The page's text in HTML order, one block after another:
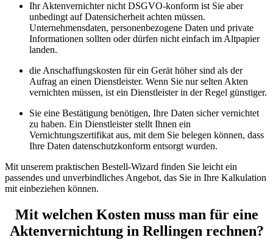
Ihr Aktenvernichter nicht DSGVO-konform ist Sie aber
unbedingt auf Datensicherheit achten müssen.
Unternehmensdaten, personenbezogene Daten und private
Informationen sollten oder dürfen nicht einfach im Altpapier
landen.
die Anschaffungskosten für ein Gerät höher sind als der
Aufrag an einen Dienstleister. Wenn Sie nur selten Akten
vernichten müssen, ist ein Dienstleister in der Regel günstiger.
Sie eine Bestätigung benötigen, Ihre Daten sicher vernichtet
zu haben. Ein Dienstleister stellt Ihnen ein
Vernichtungszertifikat aus, mit dem Sie belegen können, dass
Ihre Daten datenschutzkonform entsorgt wurden.
Mit unserem praktischen Bestell-Wizard finden Sie leicht ein
passendes und unverbindliches Angebot, das Sie in Ihre Kalkulation
mit einbeziehen können.
Mit welchen Kosten muss man für eine
Aktenvernichtung in Rellingen rechnen?